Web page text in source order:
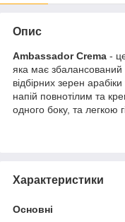
Опис
Ambassador Crema -
яка має збалансований
відбірних зерен
напій повнотілим та
одного боку, та легкою
Характеристики
Основні